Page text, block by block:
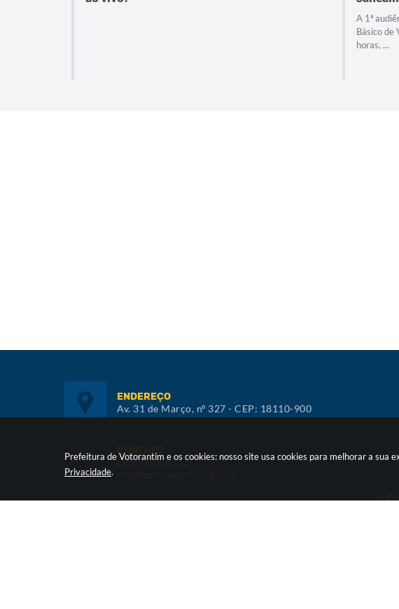
Prefeitura de Votorantim e os cookies: nosso site usa cookies para melhorar a sua
Privacidade.
A 1ª
Básico de
horas, ...
ENDEREÇO
Av. 31 de Março, nº 327 - CEP: 18110-900
CONTATO
(15) 3353-8533